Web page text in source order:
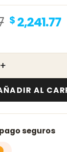
Original
$
$2,241.77
Largo
AL
seguros